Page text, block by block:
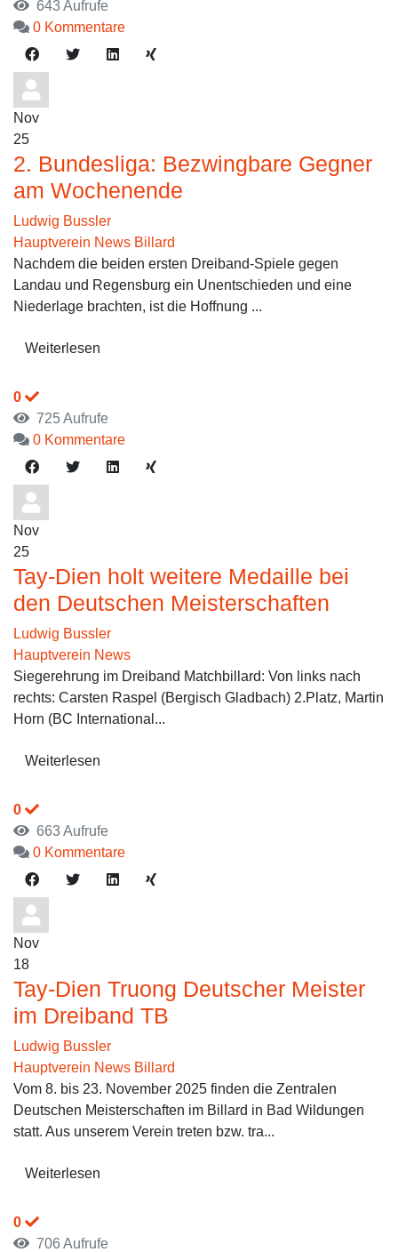
643 Aufrufe
0 Kommentare
Nov
25
2. Bundesliga: Bezwingbare Gegner
am Wochenende
Ludwig Bussler
Hauptverein News Billard
Nachdem die beiden ersten Dreiband-Spiele gegen
Landau und Regensburg ein Unentschieden und eine
Niederlage brachten, ist die Hoffnung ...
Weiterlesen
0
725 Aufrufe
0 Kommentare
Nov
25
Tay-Dien holt weitere Medaille bei
den Deutschen Meisterschaften
Ludwig Bussler
Hauptverein News
Siegerehrung im Dreiband Matchbillard: Von links nach
rechts: Carsten Raspel (Bergisch Gladbach) 2.Platz, Martin
Horn (BC International...
Weiterlesen
0
663 Aufrufe
0 Kommentare
Nov
18
Tay-Dien Truong Deutscher Meister
im Dreiband TB
Ludwig Bussler
Hauptverein News Billard
Vom 8. bis 23. November 2025 finden die Zentralen
Deutschen Meisterschaften im Billard in Bad Wildungen
statt. Aus unserem Verein treten bzw. tra...
Weiterlesen
0
706 Aufrufe